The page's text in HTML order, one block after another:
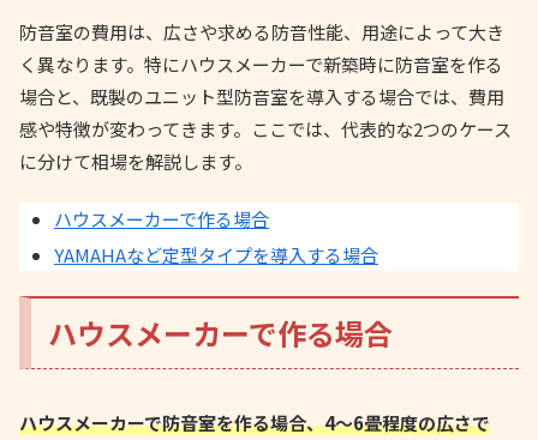
防音室の費用は、広さや求める防音性能、用途によって大き
く異なります。特にハウスメーカーで新築時に防音室を作る
場合と、既製のユニット型防音室を導入する場合では、費用
感や特徴が変わってきます。ここでは、代表的な2つのケース
に分けて相場を解説します。
ハウスメーカーで作る場合
YAMAHAなど定型タイプを導入する場合
ハウスメーカーで作る場合
ハウスメーカーで防音室を作る場合、4〜6畳程度の広さで